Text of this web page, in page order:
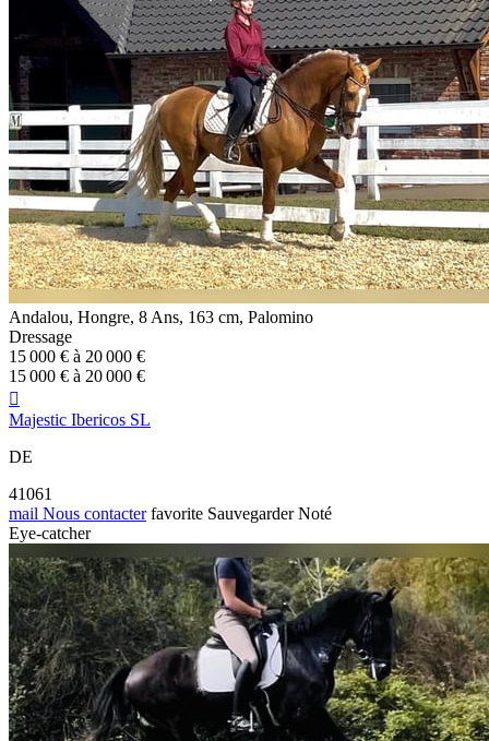
Andalou, Hongre, 8 Ans, 163 cm, Palomino
Dressage
15 000 € à 20 000 €
15 000 € à 20 000 €

Majestic Ibericos SL
DE
41061
mail Nous contacter favorite Sauvegarder Noté
Eye-catcher